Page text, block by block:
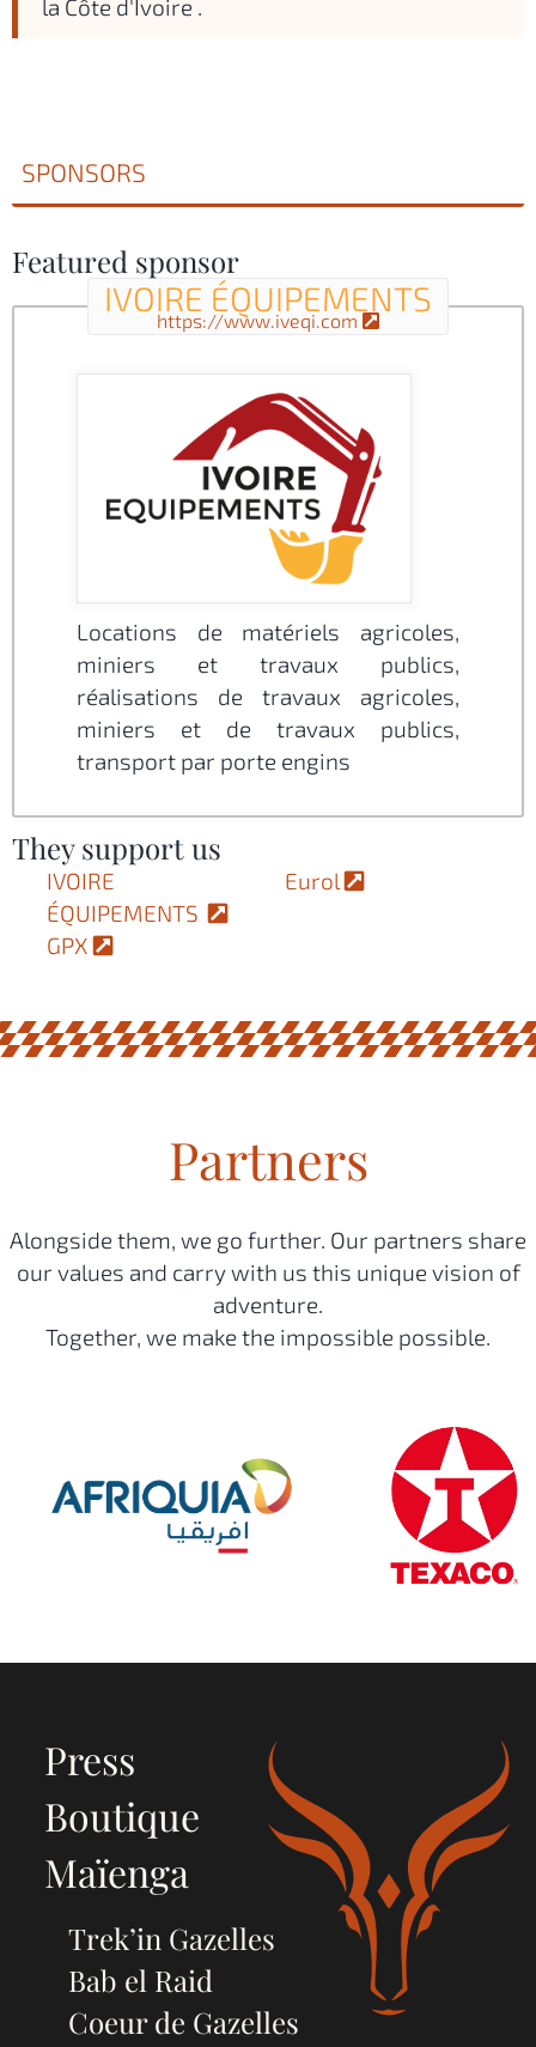
la Côte d'Ivoire .
SPONSORS
Featured sponsor
IVOIRE ÉQUIPEMENTS
https://www.iveqi.com
Locations de matériels agricoles,
miniers et travaux publics,
réalisations de travaux agricoles,
miniers et de travaux publics,
transport par porte engins
They support us
IVOIRE
ÉQUIPEMENTS
Eurol
GPX
Partners
Alongside them, we go further. Our partners share
our values and carry with us this unique vision of
adventure.
Together, we make the impossible possible.
Press
Boutique
Maïenga
Trek’in Gazelles
Bab el Raid
Coeur de Gazelles